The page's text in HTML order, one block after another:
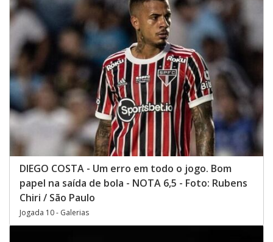
DIEGO COSTA - Um erro em todo o jogo. Bom
papel na saída de bola - NOTA 6,5 - Foto: Rubens
Chiri / São Paulo
Jogada 10 - Galerias